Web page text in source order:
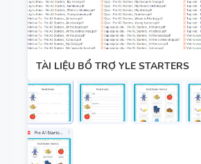
TÀI LIỆU BỔ TRỢ YLE STARTERS